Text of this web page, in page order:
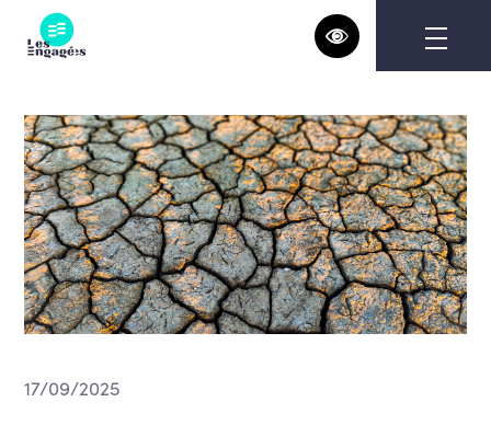
content
17/09/2025